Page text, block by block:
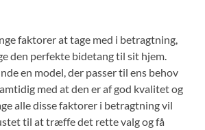
faktorer at tage med i betragtning,
den perfekte bidetang til sit hjem.
en model, der passer til ens behov
med at den er af god kvalitet og
alle disse faktorer i betragtning vil
til at træffe det rette valg og få